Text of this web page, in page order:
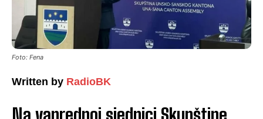
Foto: Fena
Written by RadioBK
Na vanrednoj sjednici Skupštine